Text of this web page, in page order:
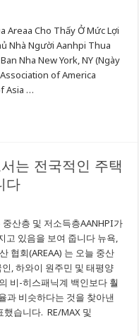
Areaa Cho Thấy Ở Mức Lợi
Nhà Người Aanhpi Thua
Nha New York, NY (Ngày
of America
Asia …
는 전국적인 주택
다
중산층 및 저소득층AANHPI가
고 있음을 보여 줍니다 뉴욕,
협회(AREAA) 는 오늘 중산
, 하와이 원주민 및 태평양
비-히스패닉계 백인보다 훨
과 비슷하다는 것을 찾아낸
습니다. RE/MAX 및